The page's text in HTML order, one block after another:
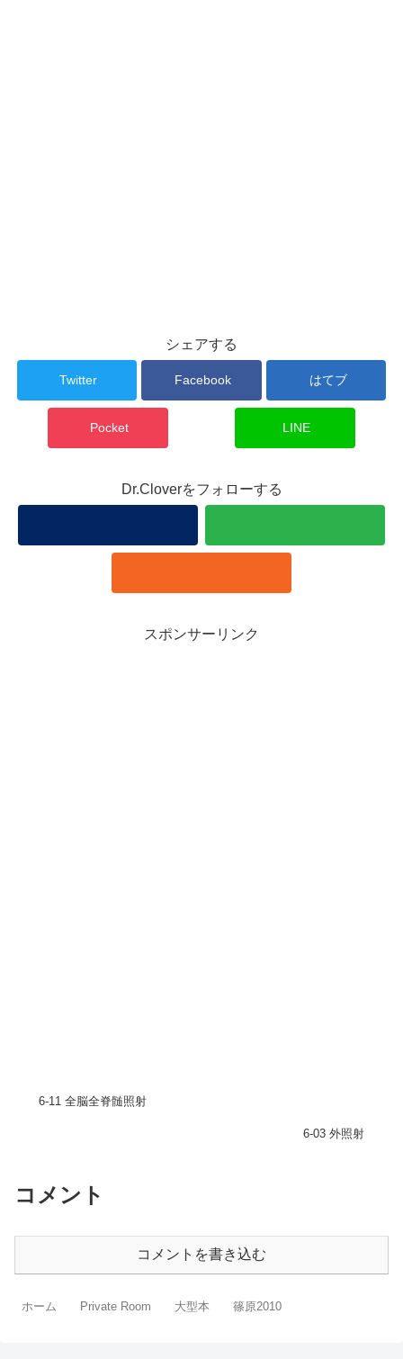
シェアする
Twitter Facebook はてブ
Pocket LINE
Dr.Cloverをフォローする
スポンサーリンク
6-11 全脳全脊髄照射
6-03 外照射
コメント
コメントを書き込む
ホーム Private Room 大型本 篠原2010